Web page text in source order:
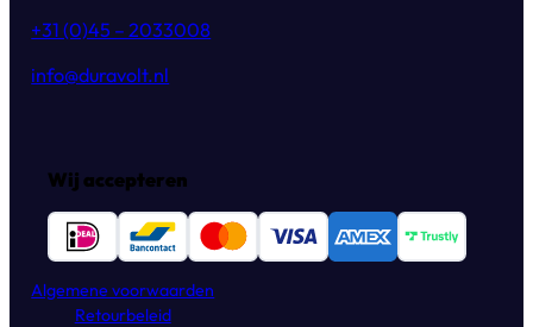
+31 (0)45 – 2033008
info@duravolt.nl
Wij accepteren
Algemene voorwaarden
Retourbeleid